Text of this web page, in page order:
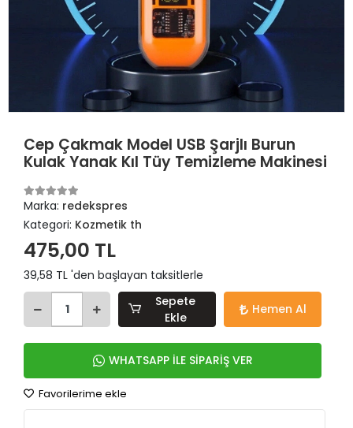
Cep Çakmak Model USB Şarjlı Burun
Kulak Yanak Kıl Tüy Temizleme Makinesi
Marka: redekspres
Kategori: Kozmetik th
475,00 TL
39,58 TL 'den başlayan taksitlerle
Sepete
Ekle
Hemen Al
WHATSAPP İLE SİPARİŞ VER
Favorilerime ekle